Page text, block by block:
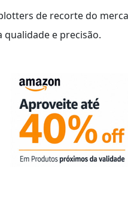
de recorte do
e precisão.